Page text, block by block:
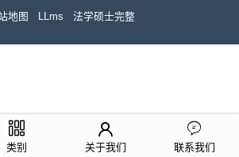
地图
LLms 法学硕士完整
类别 关于我们 联系我们